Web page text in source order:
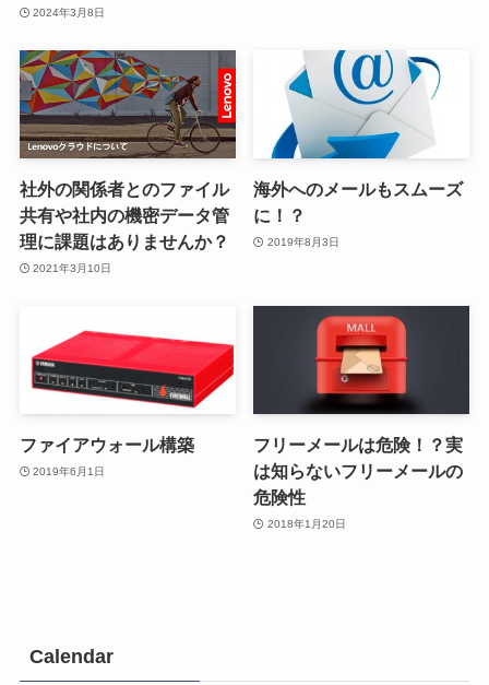
2024年3月8日
社外の関係者とのファイル
共有や社内の機密データ管
理に課題はありませんか？
2021年3月10日
海外へのメールもスムーズ
に！？
2019年8月3日
ファイアウォール構築
2019年6月1日
フリーメールは危険！？実
は知らないフリーメールの
危険性
2018年1月20日
Calendar